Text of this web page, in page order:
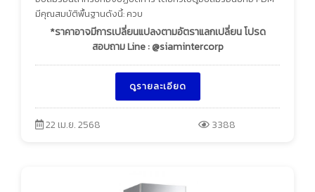
มีคุณสมบัติพื้นฐานดังนี้: ควบ
*ราคาอาจมีการเปลี่ยนแปลงตามอัตราแลกเปลี่ยน โปรด
สอบถาม Line : @siamintercorp
ดูรายละเอียด
22 เม.ย. 2568 3388